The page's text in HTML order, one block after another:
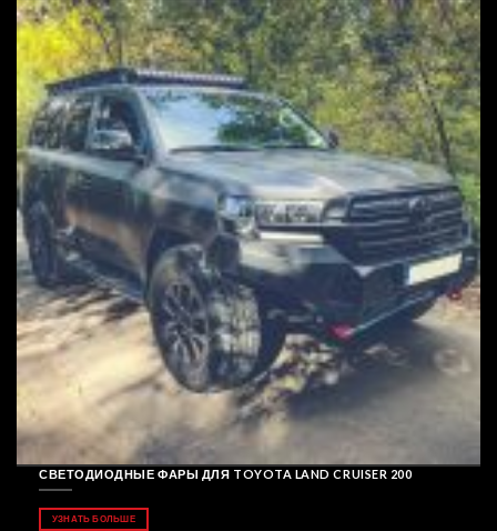
СВЕТОДИОДНЫЕ ФАРЫ ДЛЯ TOYOTA LAND CRUISER 200
УЗНАТЬ БОЛЬШЕ